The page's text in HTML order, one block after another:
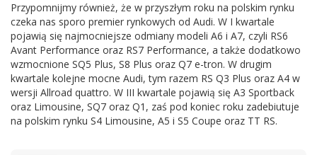
Przypomnijmy również, że w przyszłym roku na polskim rynku
czeka nas sporo premier rynkowych od Audi. W I kwartale
pojawią się najmocniejsze odmiany modeli A6 i A7, czyli RS6
Avant Performance oraz RS7 Performance, a także dodatkowo
wzmocnione SQ5 Plus, S8 Plus oraz Q7 e-tron. W drugim
kwartale kolejne mocne Audi, tym razem RS Q3 Plus oraz A4 w
wersji Allroad quattro. W III kwartale pojawią się A3 Sportback
oraz Limousine, SQ7 oraz Q1, zaś pod koniec roku zadebiutuje
na polskim rynku S4 Limousine, A5 i S5 Coupe oraz TT RS.